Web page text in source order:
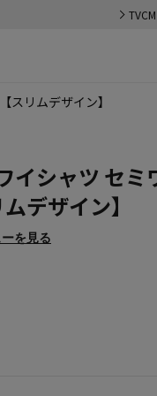
TVCM
スリムデザイン】
イシャツ セミ
デザイン】
を見る